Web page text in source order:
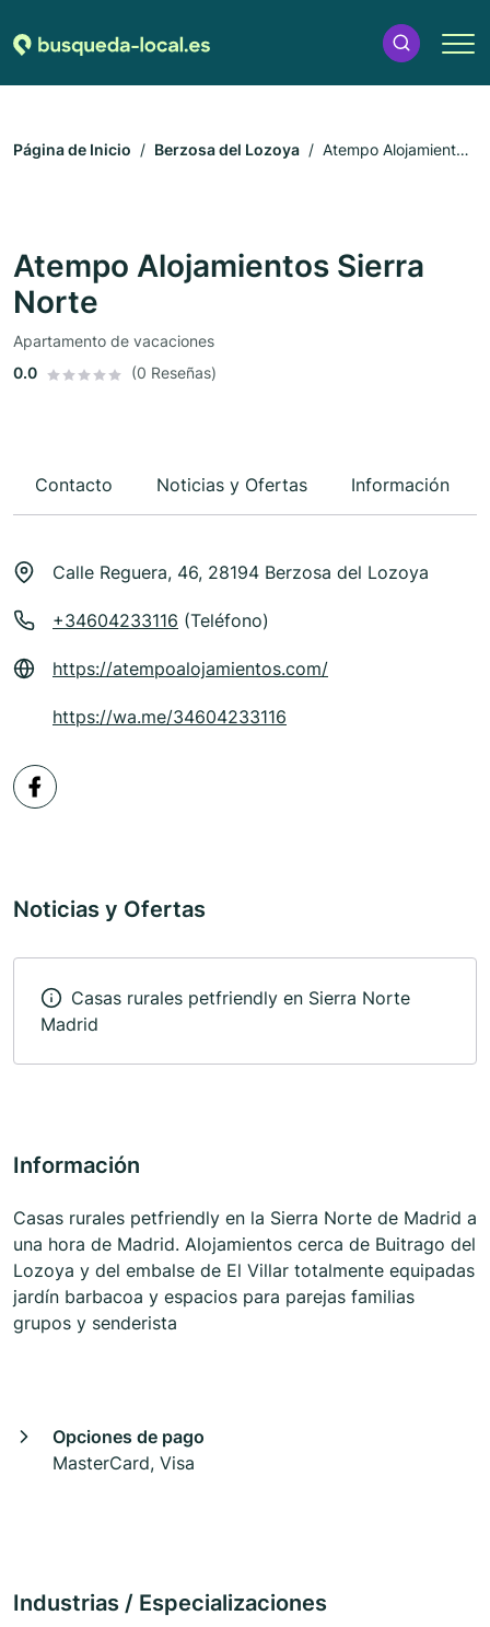
Página de Inicio Berzosa del Lozoya
Atempo Alojamientos
Atempo Alojamientos Sierra
Norte
Apartamento de vacaciones
0.0
(0 Reseñas)
Contacto Noticias y Ofertas Información
Calle Reguera, 46, 28194 Berzosa del Lozoya
+34604233116 (Teléfono)
https://atempoalojamientos.com/
https://wa.me/34604233116
Noticias y Ofertas
Casas rurales petfriendly en Sierra Norte
Madrid
Información
Casas rurales petfriendly en la Sierra Norte de Madrid a
una hora de Madrid. Alojamientos cerca de Buitrago del
Lozoya y del embalse de El Villar totalmente equipadas
jardín barbacoa y espacios para parejas familias
grupos y senderista
Opciones de pago
MasterCard, Visa
Industrias / Especializaciones